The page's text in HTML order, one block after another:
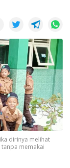
dirinya melihat
memakai